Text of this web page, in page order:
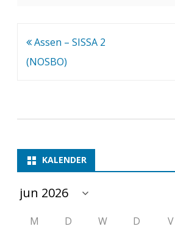
a
r
n
Bericht
navigatie
Assen – SISSA 2
(NOSBO)
KALENDER
M D W D V